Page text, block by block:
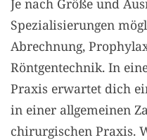
Je nach Größe und
Spezialisierungen
Abrechnung,
Röntgentechnik. In
Praxis erwartet dich
in einer allgemeinen
chirurgischen Praxis.